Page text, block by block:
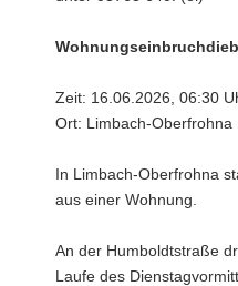
Zeit: 16.06.2026, 06:30
Ort: Limbach-Oberfrohna
In Limbach-Oberfrohna
aus einer Wohnung.
An der Humboldtstraße
Laufe des